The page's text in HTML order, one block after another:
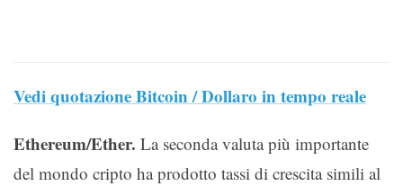
Vedi quotazione Bitcoin / Dollaro in tempo reale
Ethereum/Ether. La seconda valuta più importante
del mondo cripto ha prodotto tassi di crescita simili al